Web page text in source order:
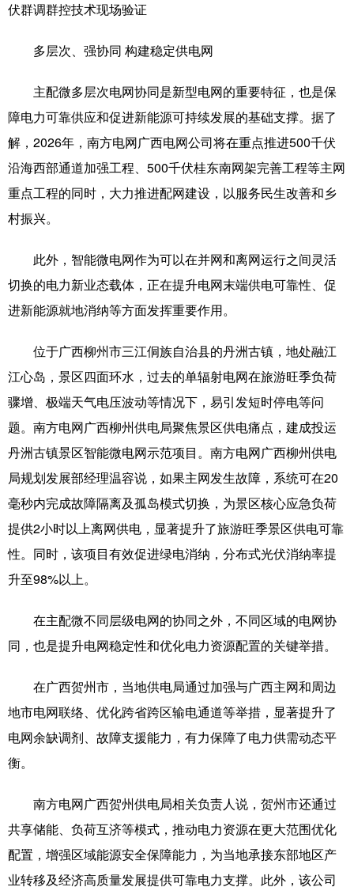
伏群调群控技术现场验证
多层次、强协同 构建稳定供电网
主配微多层次电网协同是新型电网的重要特征，也是保
障电力可靠供应和促进新能源可持续发展的基础支撑。据了
解，2026年，南方电网广西电网公司将在重点推进500千伏
沿海西部通道加强工程、500千伏桂东南网架完善工程等主网
重点工程的同时，大力推进配网建设，以服务民生改善和乡
村振兴。
此外，智能微电网作为可以在并网和离网运行之间灵活
切换的电力新业态载体，正在提升电网末端供电可靠性、促
进新能源就地消纳等方面发挥重要作用。
位于广西柳州市三江侗族自治县的丹洲古镇，地处融江
江心岛，景区四面环水，过去的单辐射电网在旅游旺季负荷
骤增、极端天气电压波动等情况下，易引发短时停电等问
题。南方电网广西柳州供电局聚焦景区供电痛点，建成投运
丹洲古镇景区智能微电网示范项目。南方电网广西柳州供电
局规划发展部经理温容说，如果主网发生故障，系统可在20
毫秒内完成故障隔离及孤岛模式切换，为景区核心应急负荷
提供2小时以上离网供电，显著提升了旅游旺季景区供电可靠
性。同时，该项目有效促进绿电消纳，分布式光伏消纳率提
升至98%以上。
在主配微不同层级电网的协同之外，不同区域的电网协
同，也是提升电网稳定性和优化电力资源配置的关键举措。
在广西贺州市，当地供电局通过加强与广西主网和周边
地市电网联络、优化跨省跨区输电通道等举措，显著提升了
电网余缺调剂、故障支援能力，有力保障了电力供需动态平
衡。
南方电网广西贺州供电局相关负责人说，贺州市还通过
共享储能、负荷互济等模式，推动电力资源在更大范围优化
配置，增强区域能源安全保障能力，为当地承接东部地区产
业转移及经济高质量发展提供可靠电力支撑。此外，该公司